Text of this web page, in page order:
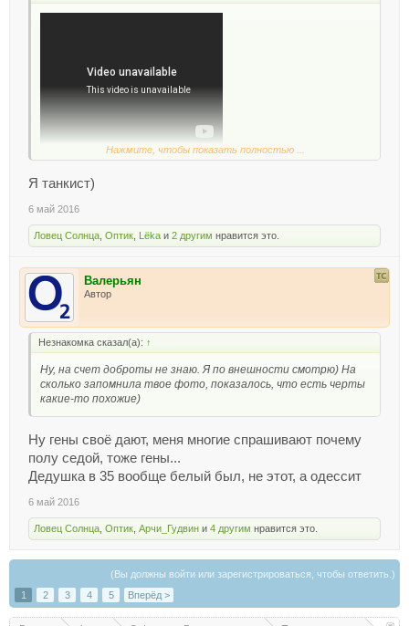
Нажмите, чтобы показать полностью ...
Я танкист)
6 май 2016
Ловец Солнца Оптик Lёka и 2 другим нравится это.
Валерьян
Автор
Незнакомка сказал(а): ↑
Ну, на счет доброты не знаю. Я по внешности смотрю) На
сколько запомнила твое фото, показалось, что есть черты
какие-то похожие)
Ну гены своё дают, меня многие спрашивают почему
полу седой, тоже гены...
Дедушка в 35 вообще белый был, не этот, а одессит
6 май 2016
Ловец Солнца Оптик Арчи_Гудвин и 4 другим нравится это.
(Вы должны войти или зарегистрироваться, чтобы ответить.)
1
2 3 4 5 Вперёд >